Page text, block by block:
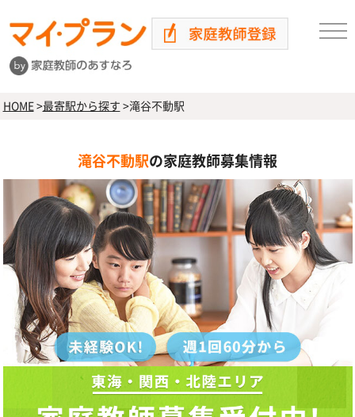
HOME>最寄駅から探す >滝谷不動駅
滝谷不動駅の家庭教師募集情報